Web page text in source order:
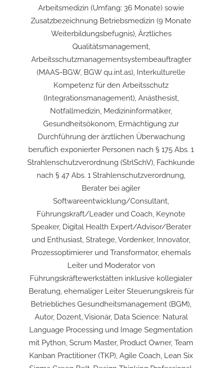
Arbeitsmedizin (Umfang: 36 Monate) sowie
Zusatzbezeichnung Betriebsmedizin (9 Monate
Weiterbildungsbefugnis), Ärztliches
Qualitätsmanagement,
Arbeitsschutzmanagementsystembeauftragter
(MAAS-BGW, BGW qu.int.as), Interkulturelle
Kompetenz für den Arbeitsschutz
(Integrationsmanagement), Anästhesist,
Notfallmedizin, Medizininformatiker,
Gesundheitsökonom, Ermächtigung zur
Durchführung der ärztlichen Überwachung
beruflich exponierter Personen nach § 175 Abs. 1
Strahlenschutzverordnung (StrlSchV), Fachkunde
nach § 47 Abs. 1 Strahlenschutzverordnung,
Berater bei agiler
Softwareentwicklung/Consultant,
Führungskraft/Leader und Coach, Keynote
Speaker, Digital Health Expert/Advisor/Berater
und Enthusiast, Stratege, Vordenker, Innovator,
Prozessoptimierer und Transformator, ehemals
Leiter und Moderator von
Führungskräftewerkstätten inklusive kollegialer
Beratung, ehemaliger Leiter Steuerungskreis für
Betriebliches Gesundheitsmanagement (BGM),
Autor, Dozent, Visionär, Data Science: Natural
Language Processing und Image Segmentation
mit Python, Scrum Master, Product Owner, Team
Kanban Practitioner (TKP), Agile Coach, Lean Six